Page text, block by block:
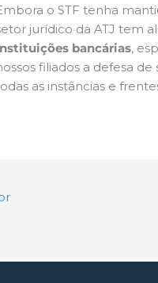
o STF tenha
jurídico da ATJ tem
bancárias,
filiados a defesa
as instâncias e